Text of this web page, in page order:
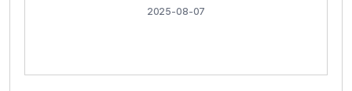
2025-08-07